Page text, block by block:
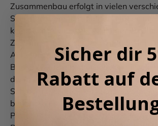
Zusammenbau erfolgt in vielen
Schritten: Bemalen, Kleben, Nähen
keine Sorge, auch als Anfänger wird
Zusammenbau schaffen. Einfach den
Anleitung folgen und es wird spielend
Bausätze bestehen aus vielen
die in separaten Taschen sortiert sind.
Schritt-für-Schritt-Anleitung für den
benötigte Farbe, Klebstoff und kleine
Pinsel, Pfeile oder Pinzette sind im Set
Sicher dir
Rabatt auf